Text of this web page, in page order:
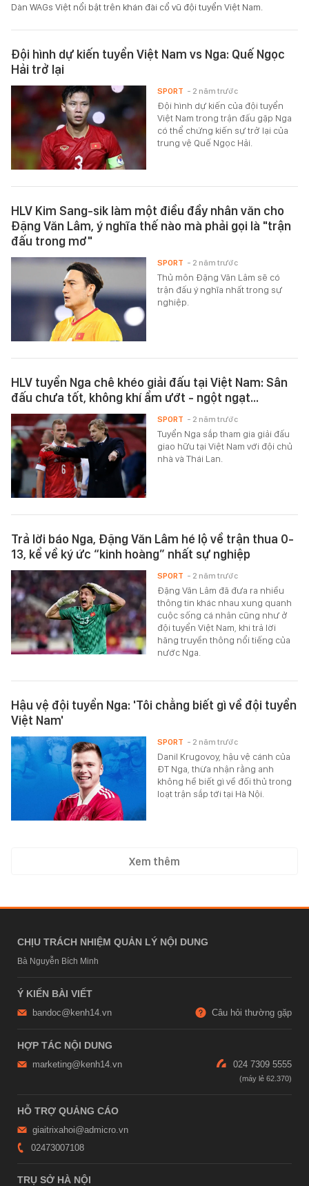
Dàn WAGs Việt nổi bật trên khán đài cổ vũ đội tuyển Việt Nam.
Đội hình dự kiến tuyển Việt Nam vs Nga: Quế Ngọc
Hải trở lại
Đội hình dự kiến của đội tuyển
Việt Nam trong trận đấu gặp Nga
có thể chứng kiến sự trở lại của
trung vệ Quế Ngọc Hải.
SPORT - 2 năm trước
HLV Kim Sang-sik làm một điều đầy nhân văn cho
Đặng Văn Lâm, ý nghĩa thế nào mà phải gọi là "trận
đấu trong mơ"
Thủ môn Đặng Văn Lâm sẽ có
trận đấu ý nghĩa nhất trong sự
nghiệp.
SPORT - 2 năm trước
HLV tuyển Nga chê khéo giải đấu tại Việt Nam: Sân
đấu chưa tốt, không khí ẩm ướt - ngột ngạt…
Tuyển Nga sắp tham gia giải đấu
giao hữu tại Việt Nam với đội chủ
nhà và Thái Lan.
SPORT - 2 năm trước
Trả lời báo Nga, Đặng Văn Lâm hé lộ về trận thua 0-
13, kể về ký ức “kinh hoàng” nhất sự nghiệp
Đặng Văn Lâm đã đưa ra nhiều
thông tin khác nhau xung quanh
cuộc sống cá nhân cũng như ở
đội tuyển Việt Nam, khi trả lời
hãng truyền thông nổi tiếng của
nước Nga.
SPORT - 2 năm trước
Hậu vệ đội tuyển Nga: 'Tôi chẳng biết gì về đội tuyển
Việt Nam'
Danil Krugovoy, hậu vệ cánh của
ĐT Nga, thừa nhận rằng anh
không hề biết gì về đối thủ trong
loạt trận sắp tới tại Hà Nội.
SPORT - 2 năm trước
Xem thêm
CHỊU TRÁCH NHIỆM QUẢN LÝ NỘI DUNG
Bà Nguyễn Bích Minh
Ý KIẾN BÀI VIẾT
bandoc@kenh14.vn Câu hỏi thường gặp
HỢP TÁC NỘI DUNG
marketing@kenh14.vn 024 7309 5555
HỖ TRỢ QUẢNG CÁO
giaitrixahoi@admicro.vn
02473007108
TRỤ SỞ HÀ NỘI